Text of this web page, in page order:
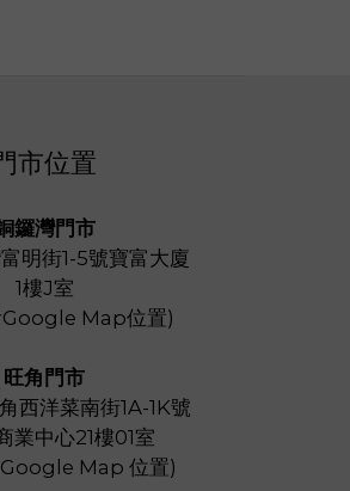
市位置
鑼灣門市
明街1-5號寶富大廈
1樓J室
Google Map位置)
旺角門市
西洋菜南街1A-1K號
業中心21樓01室
Map 位置)